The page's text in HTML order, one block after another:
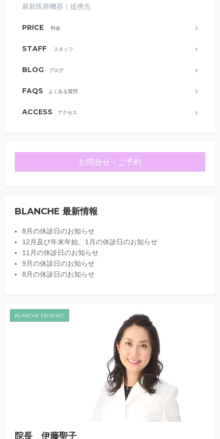
最新医療機器｜提携先
PRICE 料金
STAFF スタッフ
BLOG ブログ
FAQS よくある質問
ACCESS アクセス
お問合せ・ご予約
BLANCHE 最新情報
8月の休診日のお知らせ
12月及び年末年始、1月の休診日のお知らせ
11月の休診日のお知らせ
9月の休診日のお知らせ
8月の休診日のお知らせ
BLANCHE DR.SEIKO
院長 伊藤聖子